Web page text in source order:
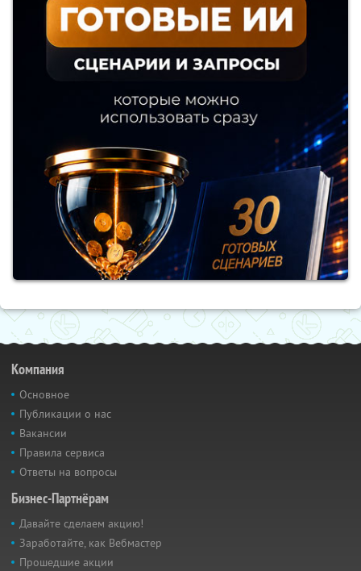
Компания
Основное
Публикации о нас
Вакансии
Правила сервиса
Ответы на вопросы
Бизнес-Партнёрам
Давайте сделаем акцию!
Заработайте, как Вебмастер
Прошедшие акции